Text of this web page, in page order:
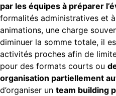
par les équipes à préparer
formalités administratives et
animations, une charge
diminuer la somme totale, il
activités proches afin de
pour des formats courts ou
organisation partiellement
d’organiser un team building